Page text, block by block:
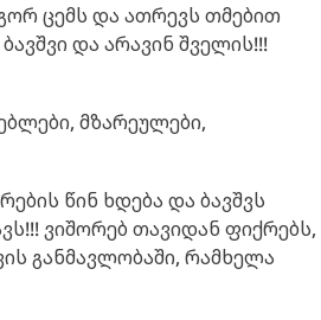
ცემს და ათრევს თმებით
და არავინ შველის!!!
მზარეულები,
წინ ხდება და ბავშვს
ვიშორებ თავიდან ფიქრებს,
განმავლობაში, რამხელა